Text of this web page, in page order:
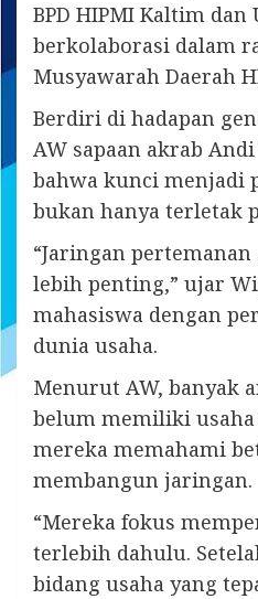
BPD HIPMI Kaltim
berkolaborasi dalam
Musyawarah Daerah
Berdiri di hadapan
AW sapaan akrab
bahwa kunci menjadi
bukan hanya terletak
“Jaringan
lebih penting,” ujar
mahasiswa dengan
dunia usaha.
Menurut AW, banyak
belum memiliki
mereka memahami
membangun jaringan.
“Mereka fokus
terlebih dahulu.
bidang usaha yang